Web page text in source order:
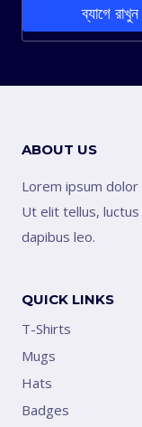
ব্যাগে রাখুন
ABOUT US
Lorem ipsum
Ut elit tellus,
dapibus leo.
QUICK LINKS
T-Shirts
Mugs
Hats
Badges